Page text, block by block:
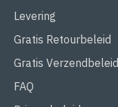
Levering
Gratis Retourbeleid
Gratis Verzendbeleid
FAQ